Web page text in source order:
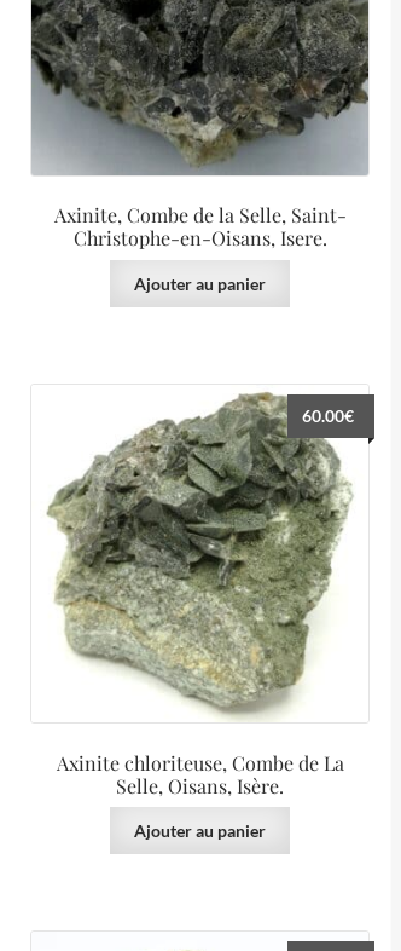
Axinite, Combe de la Selle, Saint-
Christophe-en-Oisans, Isere.
Ajouter au panier
Axinite chloriteuse, Combe de La
Selle, Oisans, Isère.
60.00€
Ajouter au panier